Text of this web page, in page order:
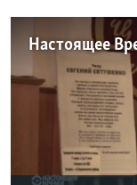
Настоящее
No